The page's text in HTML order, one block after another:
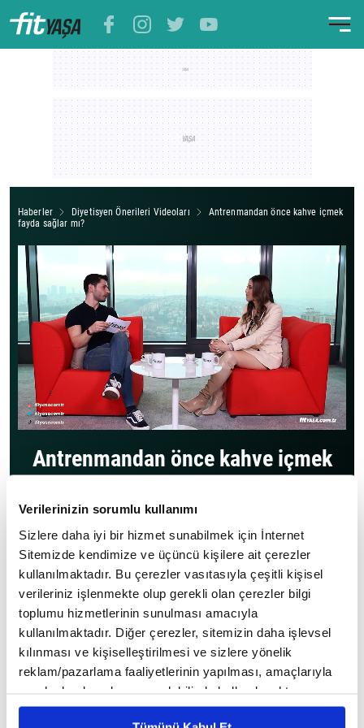
Verilerinizin sorumlu kullanımı
Sizlere daha iyi bir hizmet sunabilmek için İnternet
Sitemizde kendimize ve üçüncü kişilere ait çerezler
kullanılmaktadır. Bu çerezler vasıtasıyla çeşitli kişisel
verileriniz işlenmekte olup gerekli olan çerezler bilgi
toplumu hizmetlerinin sunulması amacıyla
kullanılmaktadır. Diğer çerezler, sitemizin daha işlevsel
kılınması ve kişiselleştirilmesi ve sizlere yönelik
reklam/pazarlama faaliyetlerinin yapılması, amaçlarıyla
sınırlı olarak açık rızanız dahilinde kullanılacaktır.
Çerezlere ilişkin tercihlerinizi çerez paneli vasıtasıyla
Haberler Diyetisyen Önerileri Videoları
Antrenmandan önce kahve içmek
fayda sağlar mı?
Antrenmandan önce kahve içmek
Antrenmandan önce kahve içmek performansı gerçekten
artırır mı? Kafeinin yağ yakımı ve odaklanma üzerindeki
etkilerini uzman görüşüyle ele aldık.
Diyetisyen Önerileri Videoları
Giriş Tarihi: 02 Şubat 2026 10:38 Güncelleme Tarihi: 02 Şubat 2026 10:49
İlgili Videolar 4 Yeni Video Önerisi
Oruç tutarken spor yapmak